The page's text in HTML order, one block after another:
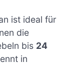
ist ideal für
die
bis 24
in